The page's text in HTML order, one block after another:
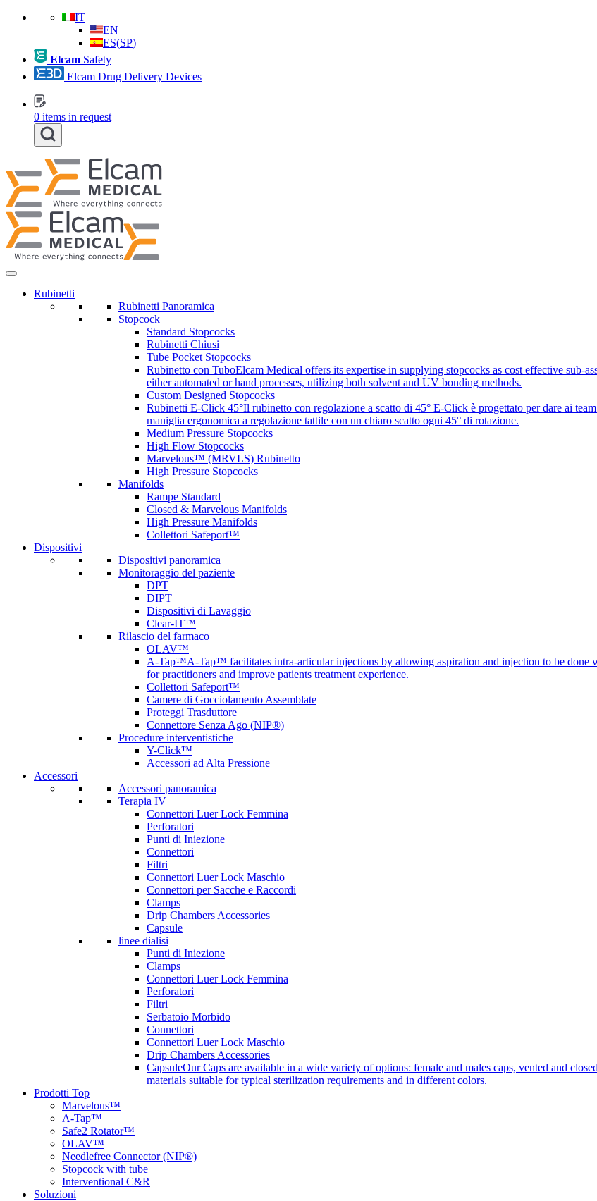
IT
EN
ES(SP)
Elcam Safety
Elcam Drug Delivery Devices
0 items in request
Rubinetti
Rubinetti Panoramica
Stopcock
Standard Stopcocks
Rubinetti Chiusi
Tube Pocket Stopcocks
Rubinetto con TuboElcam Medical offers its expertise in supplying stopcocks as cost effective sub-
either automated or hand processes, utilizing both solvent and UV bonding methods.
Custom Designed Stopcocks
Rubinetti E-Click 45°Il rubinetto con regolazione a scatto di 45° E-Click è progettato per dare ai
maniglia ergonomica a regolazione tattile con un chiaro scatto ogni 45° di rotazione.
Medium Pressure Stopcocks
High Flow Stopcocks
Marvelous™ (MRVLS) Rubinetto
High Pressure Stopcocks
Manifolds
Rampe Standard
Closed & Marvelous Manifolds
High Pressure Manifolds
Collettori Safeport™
Dispositivi
Dispositivi panoramica
Monitoraggio del paziente
DPT
DIPT
Dispositivi di Lavaggio
Clear-IT™
Rilascio del farmaco
OLAV™
A-Tap™A-Tap™ facilitates intra-articular injections by allowing aspiration and injection to be done
for practitioners and improve patients treatment experience.
Collettori Safeport™
Camere di Gocciolamento Assemblate
Proteggi Trasduttore
Connettore Senza Ago (NIP®)
Procedure interventistiche
Y-Click™
Accessori ad Alta Pressione
Accessori
Accessori panoramica
Terapia IV
Connettori Luer Lock Femmina
Perforatori
Punti di Iniezione
Connettori
Filtri
Connettori Luer Lock Maschio
Connettori per Sacche e Raccordi
Clamps
Drip Chambers Accessories
Capsule
linee dialisi
Punti di Iniezione
Clamps
Connettori Luer Lock Femmina
Perforatori
Filtri
Serbatoio Morbido
Connettori
Connettori Luer Lock Maschio
Drip Chambers Accessories
CapsuleOur Caps are available in a wide variety of options: female and males caps, vented and
materials suitable for typical sterilization requirements and in different colors.
Prodotti Top
Marvelous™
A-Tap™
Safe2 Rotator™
OLAV™
Needlefree Connector (NIP®)
Stopcock with tube
Interventional C&R
Soluzioni